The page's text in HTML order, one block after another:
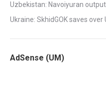
Uzbekistan: Navoiyuran
Ukraine: SkhidGOK saves
AdSense (UM)